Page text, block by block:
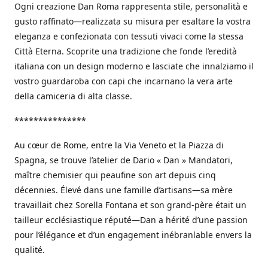
Ogni creazione Dan Roma rappresenta stile, personalità e
gusto raffinato—realizzata su misura per esaltare la vostra
eleganza e confezionata con tessuti vivaci come la stessa
Città Eterna. Scoprite una tradizione che fonde l’eredità
italiana con un design moderno e lasciate che innalziamo il
vostro guardaroba con capi che incarnano la vera arte
della camiceria di alta classe.
***************
Au cœur de Rome, entre la Via Veneto et la Piazza di
Spagna, se trouve l’atelier de Dario « Dan » Mandatori,
maître chemisier qui peaufine son art depuis cinq
décennies. Élevé dans une famille d’artisans—sa mère
travaillait chez Sorella Fontana et son grand-père était un
tailleur ecclésiastique réputé—Dan a hérité d’une passion
pour l’élégance et d’un engagement inébranlable envers la
qualité.